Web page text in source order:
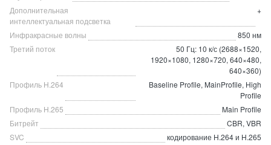
Дополнительная
интеллектуальная подсветка
+
Инфракрасные волны
850 нм
Третий поток
50 Гц: 10 к/с (2688×1520,
1920×1080, 1280×720, 640×480,
640×360)
Профиль H.264
Baseline Profile, MainProfile, High
Profile
Профиль H.265
Main Profile
Битрейт
CBR, VBR
SVC
кодирование H.264 и H.265